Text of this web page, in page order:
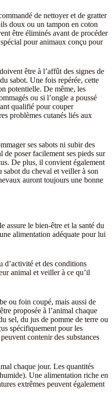
de nettoyer et de gratter
doux ou un tampon en coton
être éliminés avant de procéder
pour animaux conçu pour
être à l’affût des signes de
sabot. Une fois repérée, cette
potentielle. De même, les
ou si l’ongle a poussé
qualifié pour couper
problèmes cutanés liés aux
ses sabots ni subir des
poser facilement ses pieds sur
De plus, il convient également
sabot du cheval et veiller à son
auront toujours une bonne
assure le bien-être et la santé du
alimentation adéquate pour lui
d’activité et des conditions
animal et veiller à ce qu’il
ou foin coupé, mais aussi de
proposée à l’animal chaque
sel, du jus de pomme de terre ou
spécifiquement pour les
contenir des substances
chaque jour. Les quantités
Une alimentation riche en
extrêmes peuvent également